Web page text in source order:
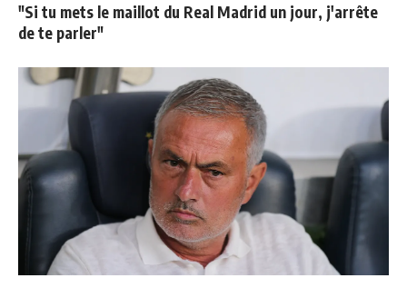
"Si tu mets le maillot du Real Madrid un jour, j'arrête
de te parler"